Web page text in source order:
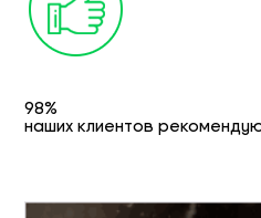
98%
наших клиентов